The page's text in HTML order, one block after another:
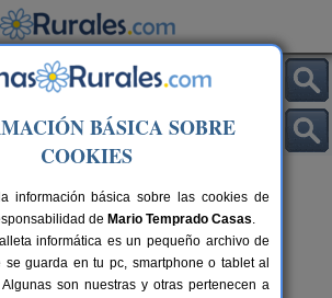
cerca de Baiña
BÁSICA SOBRE
COOKIES
información básica sobre las cookies de
de Mario Temprado Casas.
informática es un pequeño archivo de
se guarda en tu pc, smartphone o tablet al
son nuestras y otras pertenecen a